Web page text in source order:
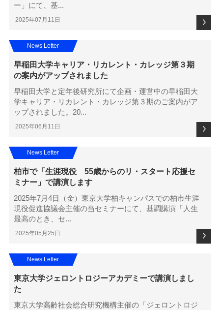
ー」にて、基...
2025年07月11日
早稲田大学キャリア・リカレント・カレッジ第３期
の案内がアップされました
早稲田大学と定年後研究所にて企画・運営中の早稲田大
学キャリア・リカレント・カレッジ第３期のご案内がア
ップされました。20...
2025年06月11日
News Letter
柏市で「生涯現役 55歳からのリ・スタート応援セ
ミナー」で講演します
2025年7月4日（金）東京大学柏キャンパスでの柏市生涯
現役促進協議会主催の当セミナーにて、基調講演「人生
最高のとき、セ...
2025年05月25日
News Letter
東京大学ジェロントロジーアカデミーで講演しまし
た
東京大学高齢社会総合研究機構主催の「ジェロントロジ
News Letter